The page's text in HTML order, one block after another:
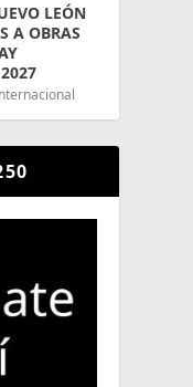
LEÓN
A OBRAS